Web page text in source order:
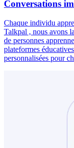
Conversations
Chaque individu
Talkpal , nous avons
de personnes
plateformes
personnalisées pour